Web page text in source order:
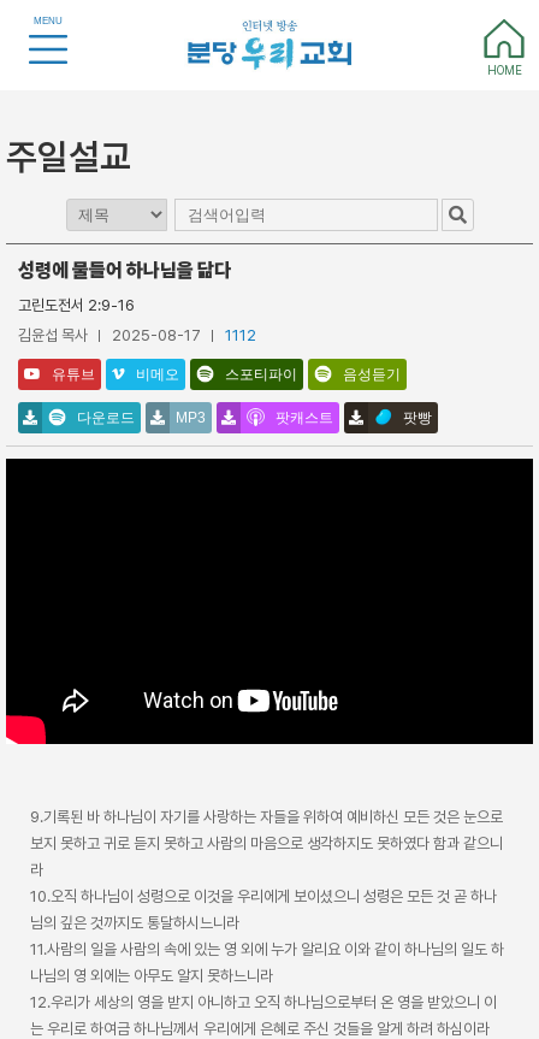
MENU
HOME
주일설교
성령에 물들어 하나님을 닮다
고린도전서 2:9-16
김윤섭 목사
2025-08-17 1112
유튜브 비메오 스포티파이 음성듣기
다운로드 MP3 팟캐스트 팟빵
9.기록된 바 하나님이 자기를 사랑하는 자들을 위하여 예비하신 모든 것은 눈으로
보지 못하고 귀로 듣지 못하고 사람의 마음으로 생각하지도 못하였다 함과 같으니
라
10.오직 하나님이 성령으로 이것을 우리에게 보이셨으니 성령은 모든 것 곧 하나
님의 깊은 것까지도 통달하시느니라
11.사람의 일을 사람의 속에 있는 영 외에 누가 알리요 이와 같이 하나님의 일도 하
나님의 영 외에는 아무도 알지 못하느니라
12.우리가 세상의 영을 받지 아니하고 오직 하나님으로부터 온 영을 받았으니 이
는 우리로 하여금 하나님께서 우리에게 은혜로 주신 것들을 알게 하려 하심이라